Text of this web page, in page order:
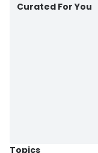
Curated For You
Topics